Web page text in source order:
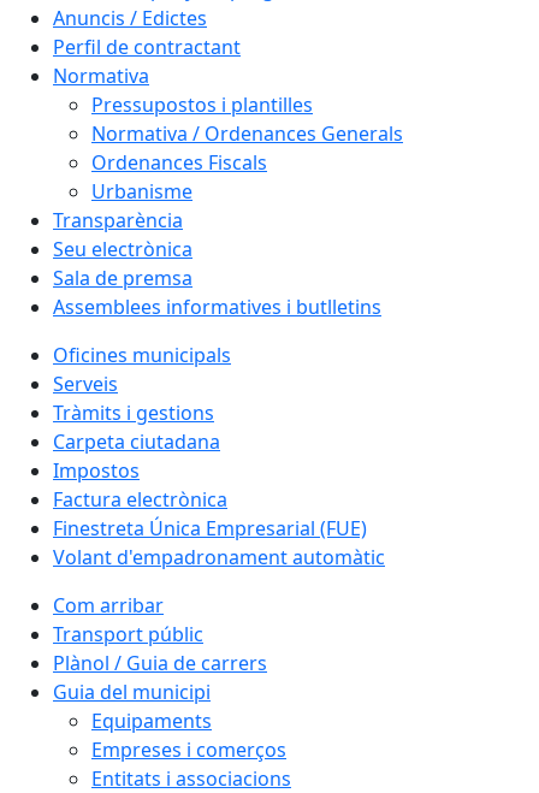
Anuncis / Edictes
Perfil de contractant
Normativa
Pressupostos i plantilles
Normativa / Ordenances Generals
Ordenances Fiscals
Urbanisme
Transparència
Seu electrònica
Sala de premsa
Assemblees informatives i butlletins
Oficines municipals
Serveis
Tràmits i gestions
Carpeta ciutadana
Impostos
Factura electrònica
Finestreta Única Empresarial (FUE)
Volant d'empadronament automàtic
Com arribar
Transport públic
Plànol / Guia de carrers
Guia del municipi
Equipaments
Empreses i comerços
Entitats i associacions